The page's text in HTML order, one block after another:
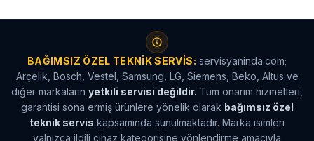
BAĞIMSIZ ÖZEL TEKNIK SERVIS: servisyaninda.com;
Arçelik, Bosch, Vestel, Samsung, LG, Siemens, Beko, Altus ve
diğer markaların yetkili servisi değildir. Tüm onarım hizmetleri,
garantisi sona ermiş ürünlere yönelik olarak bağımsız özel
teknik servis kapsamında sunulmaktadır. Marka isimleri
yalnızca ilgili cihaz kategorisine yönlendirme amacıyla